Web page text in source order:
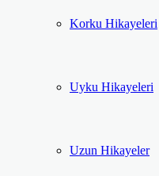
Korku Hikayeleri
Uyku Hikayeleri
Uzun Hikayeler